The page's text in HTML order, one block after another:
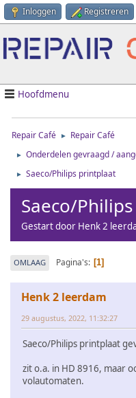
Inloggen Registreren
Hoofdmenu
Repair Café ► Repair Café
► Onderdelen gevraagd /
► Saeco/Philips printplaat
Saeco/
Gestart door Henk 2
OMLAAG Pagina's 1
Henk 2 leerdam
29 augustus, 2022, 11:32:27
Saeco/Philips printplaat
zit o.a. in HD 8916, maar
volautomaten.